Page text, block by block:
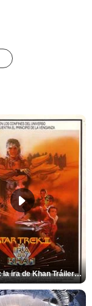
Star Trek II: la ira de Khan Tráiler VO